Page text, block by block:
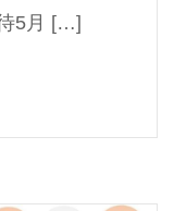
5月 […]